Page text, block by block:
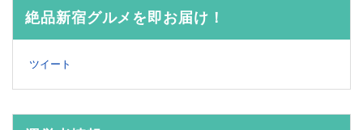
絶品新宿グルメを即お届け！
ツイート